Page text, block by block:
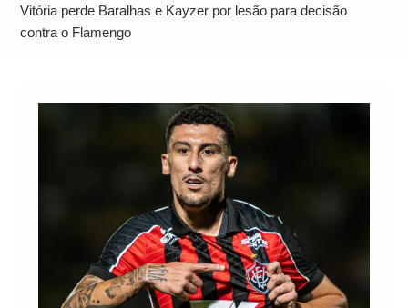
Alto
Vitória perde Baralhas e Kayzer por lesão para decisão
contra o Flamengo